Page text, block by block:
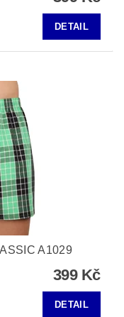
DETAIL
A1029
399 Kč
DETAIL